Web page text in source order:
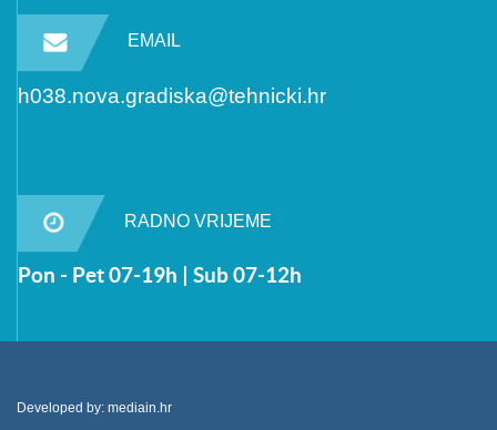
EMAIL
h038.nova.gradiska@tehnicki.hr
RADNO VRIJEME
Pon - Pet 07-19h | Sub 07-12h
Developed by: mediain.hr